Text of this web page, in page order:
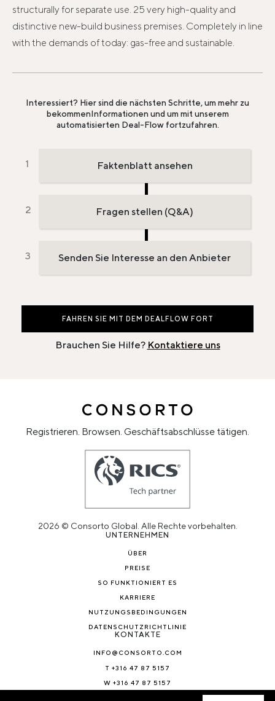
structurally for separate use. 25 very high-quality and
distinctive new-build business premises. Completely in line
with the demands of today: gas-free and sustainable.
Interessiert? Hier sind die nächsten Schritte, um mehr zu
bekommenInformationen und um mit unserem
automatisierten Deal-Flow fortzufahren.
Faktenblatt ansehen
Fragen stellen (Q&A)
Senden Sie Interesse an den Anbieter
FAHREN SIE MIT DEM DEALFLOW FORT
Brauchen Sie Hilfe? Kontaktiere uns
Registrieren. Browsen. Geschäftsabschlüsse tätigen.
2026 © Consorto Global. Alle Rechte vorbehalten.
UNTERNEHMEN
ÜBER
PREISE
SO FUNKTIONIERT ES
KARRIERE
NUTZUNGSBEDINGUNGEN
DATENSCHUTZRICHTLINIE
KONTAKTE
INFO@CONSORTO.COM
T +316 47 87 5157
W +316 47 87 5157